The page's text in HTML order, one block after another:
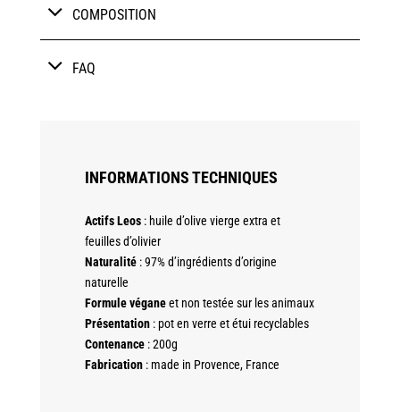
COMPOSITION
FAQ
INFORMATIONS TECHNIQUES
Actifs Leos : huile d’olive vierge extra et
feuilles d’olivier
Naturalité : 97% d’ingrédients d’origine
naturelle
Formule véganeet non testée sur les animaux
Présentation : pot en verre et étui recyclables
Contenance : 200g
Fabrication : made in Provence, France